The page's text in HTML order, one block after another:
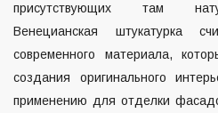
присутствующих там
Венецианская штукатурка
современного материала,
создания оригинального
применению для отделки